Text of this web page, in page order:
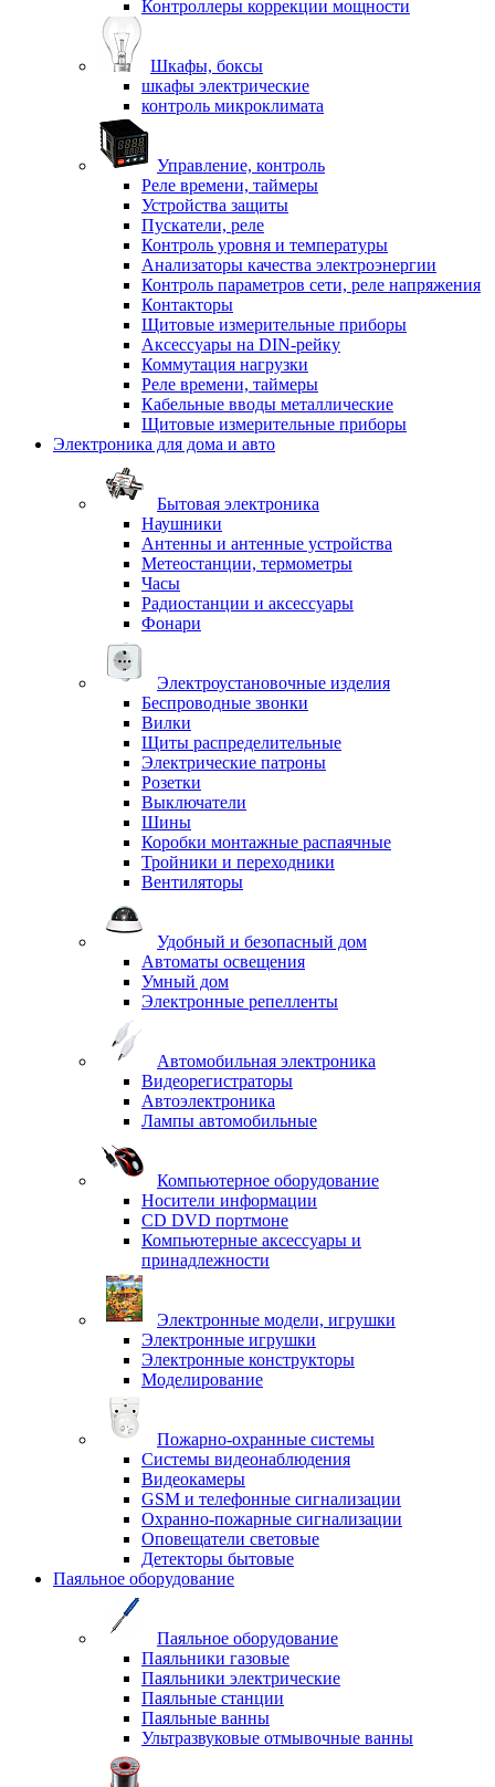
Контроллеры коррекции мощности
Шкафы, боксы
шкафы электрические
контроль микроклимата
Управление, контроль
Реле времени, таймеры
Устройства защиты
Пускатели, реле
Контроль уровня и температуры
Анализаторы качества электроэнергии
Контроль параметров сети, реле напряжения
Контакторы
Щитовые измерительные приборы
Аксессуары на DIN-рейку
Коммутация нагрузки
Реле времени, таймеры
Кабельные вводы металлические
Щитовые измерительные приборы
Электроника для дома и авто
Бытовая электроника
Наушники
Антенны и антенные устройства
Метеостанции, термометры
Часы
Радиостанции и аксессуары
Фонари
Электроустановочные изделия
Беспроводные звонки
Вилки
Щиты распределительные
Электрические патроны
Розетки
Выключатели
Шины
Коробки монтажные распаячные
Тройники и переходники
Вентиляторы
Удобный и безопасный дом
Автоматы освещения
Умный дом
Электронные репелленты
Автомобильная электроника
Видеорегистраторы
Автоэлектроника
Лампы автомобильные
Компьютерное оборудование
Носители информации
CD DVD портмоне
Компьютерные аксессуары и
принадлежности
Электронные модели, игрушки
Электронные игрушки
Электронные конструкторы
Моделирование
Пожарно-охранные системы
Системы видеонаблюдения
Видеокамеры
GSM и телефонные сигнализации
Охранно-пожарные сигнализации
Оповещатели световые
Детекторы бытовые
Паяльное оборудование
Паяльное оборудование
Паяльники газовые
Паяльники электрические
Паяльные станции
Паяльные ванны
Ультразвуковые отмывочные ванны